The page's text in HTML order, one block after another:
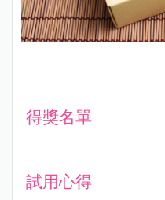
得獎名單
試用心得